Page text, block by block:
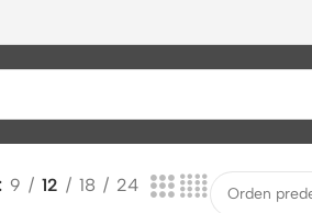
9 12 18 24